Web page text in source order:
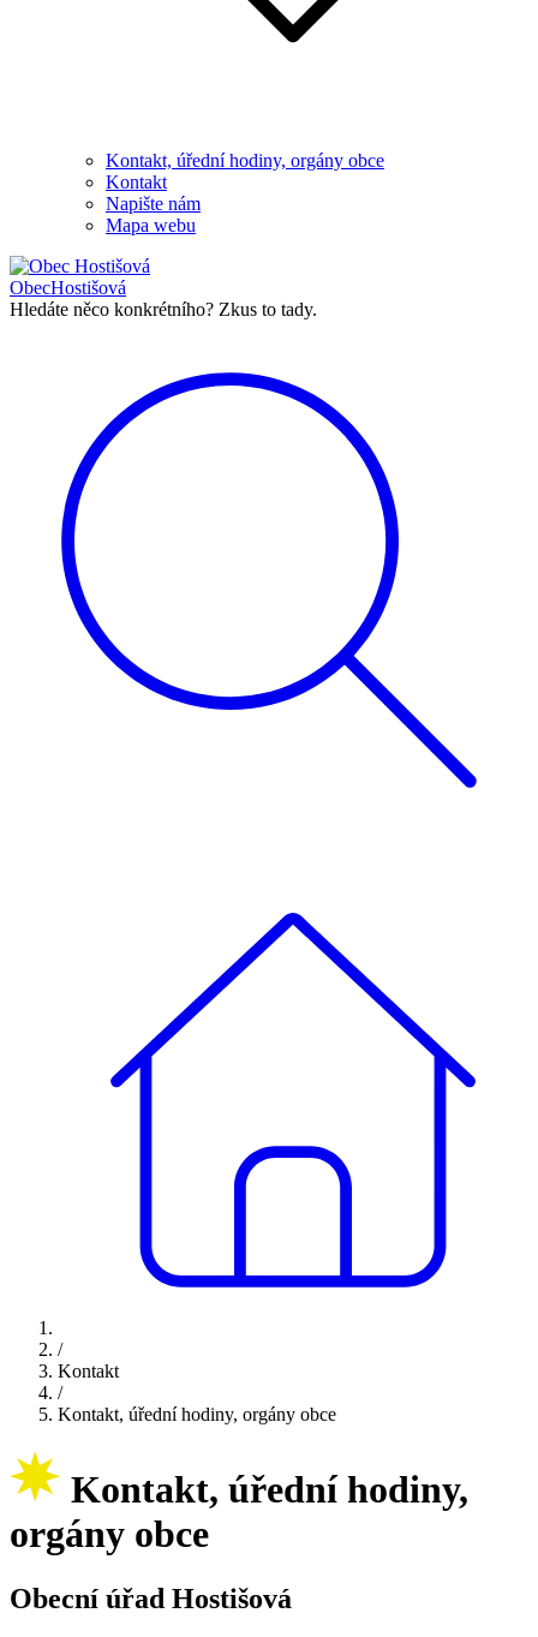
Kontakt, úřední hodiny, orgány obce
Kontakt
Napište nám
Mapa webu
ObecHostišová
Hledáte něco konkrétního? Zkus to tady.
/
Kontakt
/
Kontakt, úřední hodiny, orgány obce
Kontakt, úřední hodiny,
orgány obce
Obecní úřad Hostišová